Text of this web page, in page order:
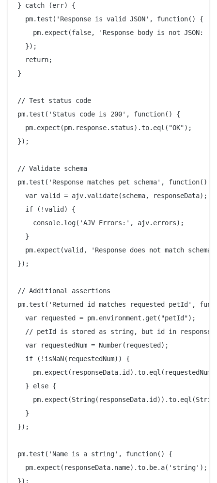
} catch (err) {
  pm.test('Response is valid JSON', function() {
pm.expect(false, 'Response body is not JSON: '
  });
  return;
}
// Test status code
pm.test('Status code is 200', function() {
  pm.expect(pm.response.status).to.eql("OK");
});
// Validate schema
pm.test('Response matches pet schema', function() {
  var valid = ajv.validate(schema, responseData);
  if (!valid) {
    console.log('AJV Errors:', ajv.errors);
  }
pm.expect(valid, 'Response does not match
});
// Additional assertions
pm.test('Returned id matches requested petId',
  var requested = pm.environment.get("petId");
// petId is stored as string, but id in response
  var requestedNum = Number(requested);
  if (!isNaN(requestedNum)) {
  } else {
  }
});
pm.test('Name is a string', function() {
  pm.expect(responseData.name).to.be.a('string');
});